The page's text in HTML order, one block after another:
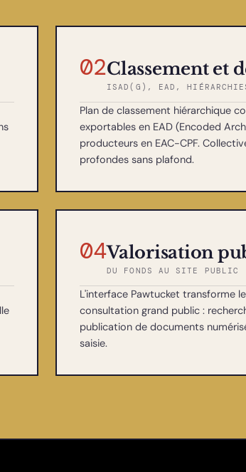
02Classement et
ISAD(G), EAD,
Plan de classement hiérarchique
exportables en EAD (Encoded
producteurs en EAC-CPF.
profondes sans plafond.
04Valorisation
DU FONDS AU SITE PUBLIC
L'interface Pawtucket transforme
consultation grand public :
publication de documents
saisie.